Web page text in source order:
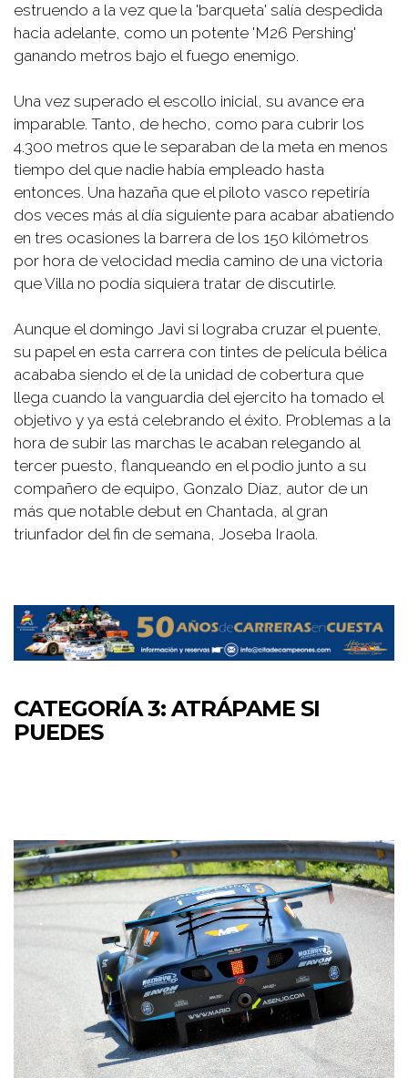
estruendo a la vez que la 'barqueta' salía despedida
hacia adelante, como un potente 'M26 Pershing'
ganando metros bajo el fuego enemigo.
Una vez superado el escollo inicial, su avance era
imparable. Tanto, de hecho, como para cubrir los
4.300 metros que le separaban de la meta en menos
tiempo del que nadie había empleado hasta
entonces. Una hazaña que el piloto vasco repetiría
dos veces más al día siguiente para acabar abatiendo
en tres ocasiones la barrera de los 150 kilómetros
por hora de velocidad media camino de una victoria
que Villa no podía siquiera tratar de discutirle.
Aunque el domingo Javi si lograba cruzar el puente,
su papel en esta carrera con tintes de película bélica
acababa siendo el de la unidad de cobertura que
llega cuando la vanguardia del ejercito ha tomado el
objetivo y ya está celebrando el éxito. Problemas a la
hora de subir las marchas le acaban relegando al
tercer puesto, flanqueando en el podio junto a su
compañero de equipo, Gonzalo Díaz, autor de un
más que notable debut en Chantada, al gran
triunfador del fin de semana, Joseba Iraola.
CATEGORÍA 3: ATRÁPAME SI
PUEDES